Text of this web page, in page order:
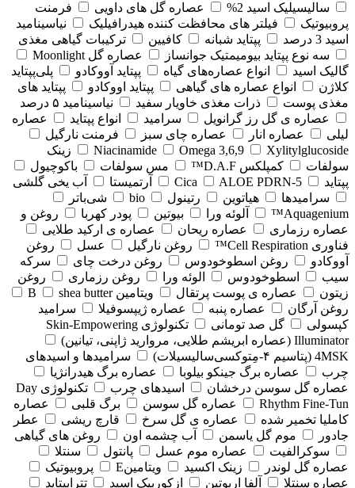
سالیسیلیک اسید 2%
عصاره گل های داویی
فرمنت
پروبیوتیک
فیلتر های محافظت کننده هیدرافیلیک
نیاسینامید
اسید 3 درصد
پپتاید شبانه کافیین
ترکیبات گیاهی مغذی
سه نوع پپتاید بیومیمتیک جوانساز
عصاره گل Moonlight
گالیک اسید
انواع عصاره‌های گیاه پپتاید آووکادو
پلی‌پپتاید
کلاژن
انواع عصاره های گیاهی پپتاید اووکادو
پپتاید های
مغذی پوست
ذرات مغذی خاویار سفید
نیاسینامید ۵ درصد
عصاره ی گل رز گرانویل
سرامید انواع پپتاید
عصاره
لیلی
عصاره انار عصاره چای سبز
فرمنت نارگیل
Niacinamide
Omega 3,6,9 Xylitylglucoside
زینک
سولفات
کمپلکس D.A.F™ مس سولفات
باکوچیول
پپتاید
5-Cica
ALOE PDRN آرتمیستا
آب یخی گلشی
سرامیدها
هیاتوین رتینول bio
شی‌باتر
Aquagenium™
آلوئه ورا بیوتین پودر کهربا
روغن و
عصاره رزماری
عصاره ریحان
عصاره ی ارکید طلایی
فناوری Cell Respiration™
روغن نارگیل عسل
روغن
آووکادو
روغن اسطوخودوس روغن درخت چای
سرکه
سیب
اسطوخودوس الوئه ورا روغن رزماری
روغن
زیتون
عصاره ی پوست پرتقال ویتامین Bshea butter
روغن آرگان
عصاره پنبه عصاره ژیپسوفیلا
سرامید
کپسولی
گل صد تومانی
تکنولوژی Skin-Empowering
Illuminator (عصاره ابریشم طلایی، مروارید ژاپنی، تیانین)
4MSK (پتاسیم ۴‑مِتوکسی‌سالیسیلات)
سرامیدها و اسیدهای
چرب
عصاره برگ جینکو بیلوبا
عصاره برگ هیدرانژیا
عصاره گل سوسن درخشان
اسیدهای چرب
تکنولوژی Day
Rhythm Fine‑Tun
عصاره گل سوسن برگ قلبی
عصاره
کاملیا تخمیر شده
عصاره ی گل سرخ قارچ ریشی
عطر
جادور
موم گل یاسمن آب چشمه اون
روغن های گیاهی
سوکرالفیت
عصاره موم عسل پانتول
سنتلا
عصاره گل لوندر
زینک اکسید ویتامینE
پروبیوتیک
عصاره سنتلا
آلفا اربوتین ازکوربیک اسید تتراپپتاید